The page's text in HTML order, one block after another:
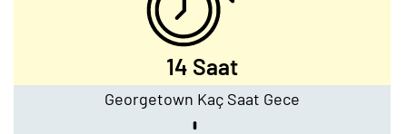
14 Saat
Georgetown Kaç Saat Gece